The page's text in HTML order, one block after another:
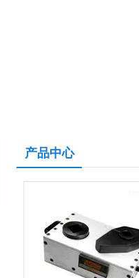
产品中心